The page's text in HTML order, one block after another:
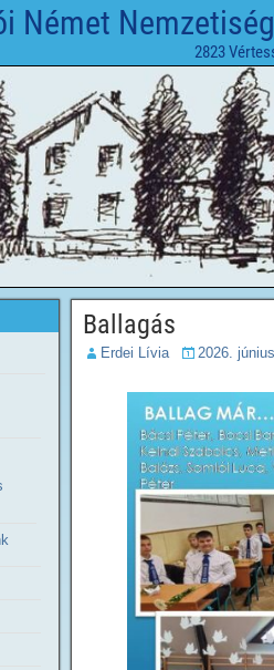
Német
2823
Ballagás
Erdei Lívia 2026.